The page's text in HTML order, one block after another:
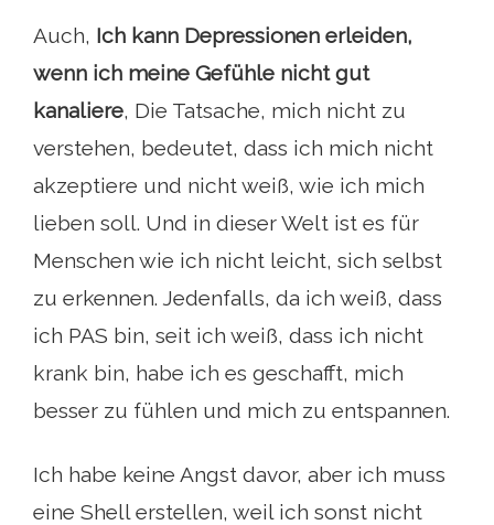
Auch, Ich kann Depressionen erleiden,
wenn ich meine Gefühle nicht gut
kanaliere, Die Tatsache, mich nicht zu
verstehen, bedeutet, dass ich mich nicht
akzeptiere und nicht weiß, wie ich mich
lieben soll. Und in dieser Welt ist es für
Menschen wie ich nicht leicht, sich selbst
zu erkennen. Jedenfalls, da ich weiß, dass
ich PAS bin, seit ich weiß, dass ich nicht
krank bin, habe ich es geschafft, mich
besser zu fühlen und mich zu entspannen.
Ich habe keine Angst davor, aber ich muss
eine Shell erstellen, weil ich sonst nicht